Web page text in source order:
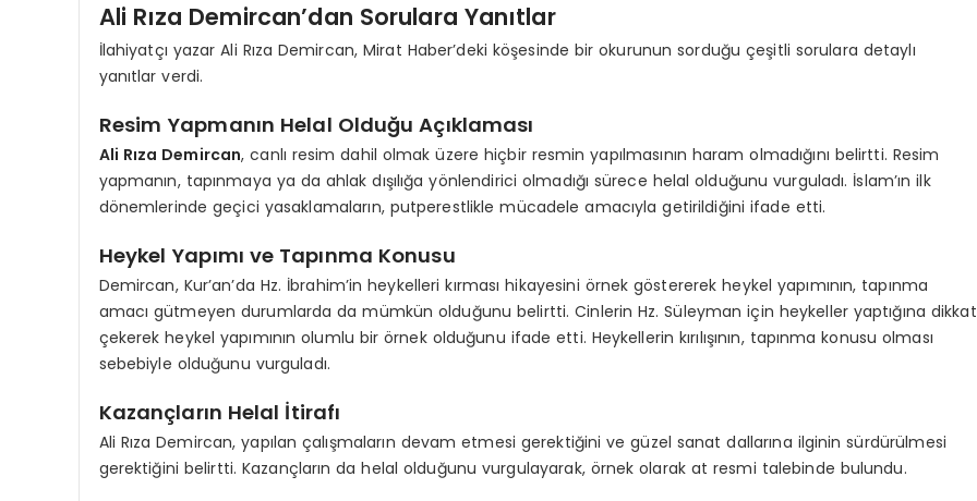
Ali Rıza Demircan’dan Sorulara Yanıtlar
İlahiyatçı yazar Ali Rıza Demircan, Mirat Haber’deki köşesinde bir okurunun sorduğu çeşitli sorulara detaylı
yanıtlar verdi.
Resim Yapmanın Helal Olduğu Açıklaması
Ali Rıza Demircan, canlı resim dahil olmak üzere hiçbir resmin yapılmasının haram olmadığını belirtti. Resim
yapmanın, tapınmaya ya da ahlak dışılığa yönlendirici olmadığı sürece helal olduğunu vurguladı. İslam’ın ilk
dönemlerinde geçici yasaklamaların, putperestlikle mücadele amacıyla getirildiğini ifade etti.
Heykel Yapımı ve Tapınma Konusu
Demircan, Kur’an’da Hz. İbrahim’in heykelleri kırması hikayesini örnek göstererek heykel yapımının, tapınma
amacı gütmeyen durumlarda da mümkün olduğunu belirtti. Cinlerin Hz. Süleyman için heykeller yaptığına dikkat
çekerek heykel yapımının olumlu bir örnek olduğunu ifade etti. Heykellerin kırılışının, tapınma konusu olması
sebebiyle olduğunu vurguladı.
Kazançların Helal İtirafı
Ali Rıza Demircan, yapılan çalışmaların devam etmesi gerektiğini ve güzel sanat dallarına ilginin sürdürülmesi
gerektiğini belirtti. Kazançların da helal olduğunu vurgulayarak, örnek olarak at resmi talebinde bulundu.